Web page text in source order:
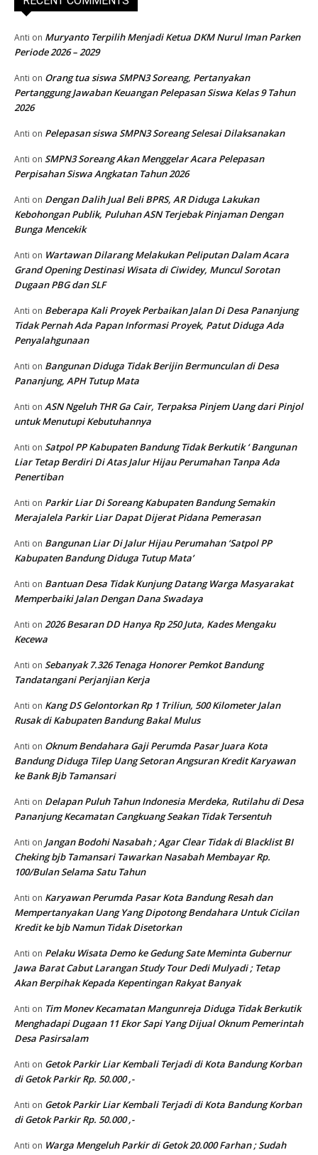
Anti on Muryanto Terpilih Menjadi Ketua DKM Nurul Iman Parken
Periode 2026 – 2029
Anti on Orang tua siswa SMPN3 Soreang, Pertanyakan
Pertanggung Jawaban Keuangan Pelepasan Siswa Kelas 9 Tahun
2026
Anti on Pelepasan siswa SMPN3 Soreang Selesai Dilaksanakan
Anti on SMPN3 Soreang Akan Menggelar Acara Pelepasan
Perpisahan Siswa Angkatan Tahun 2026
Anti on Dengan Dalih Jual Beli BPRS, AR Diduga Lakukan
Kebohongan Publik, Puluhan ASN Terjebak Pinjaman Dengan
Bunga Mencekik
Anti on Wartawan Dilarang Melakukan Peliputan Dalam Acara
Grand Opening Destinasi Wisata di Ciwidey, Muncul Sorotan
Dugaan PBG dan SLF
Anti on Beberapa Kali Proyek Perbaikan Jalan Di Desa Pananjung
Tidak Pernah Ada Papan Informasi Proyek, Patut Diduga Ada
Penyalahgunaan
Anti on Bangunan Diduga Tidak Berijin Bermunculan di Desa
Pananjung, APH Tutup Mata
Anti on ASN Ngeluh THR Ga Cair, Terpaksa Pinjem Uang dari Pinjol
untuk Menutupi Kebutuhannya
Anti on Satpol PP Kabupaten Bandung Tidak Berkutik ‘ Bangunan
Liar Tetap Berdiri Di Atas Jalur Hijau Perumahan Tanpa Ada
Penertiban
Anti on Parkir Liar Di Soreang Kabupaten Bandung Semakin
Merajalela Parkir Liar Dapat Dijerat Pidana Pemerasan
Anti on Bangunan Liar Di Jalur Hijau Perumahan ‘Satpol PP
Kabupaten Bandung Diduga Tutup Mata’
Anti on Bantuan Desa Tidak Kunjung Datang Warga Masyarakat
Memperbaiki Jalan Dengan Dana Swadaya
Anti on 2026 Besaran DD Hanya Rp 250 Juta, Kades Mengaku
Kecewa
Anti on Sebanyak 7.326 Tenaga Honorer Pemkot Bandung
Tandatangani Perjanjian Kerja
Anti on Kang DS Gelontorkan Rp 1 Triliun, 500 Kilometer Jalan
Rusak di Kabupaten Bandung Bakal Mulus
Anti on Oknum Bendahara Gaji Perumda Pasar Juara Kota
Bandung Diduga Tilep Uang Setoran Angsuran Kredit Karyawan
ke Bank Bjb Tamansari
Anti on Delapan Puluh Tahun Indonesia Merdeka, Rutilahu di Desa
Pananjung Kecamatan Cangkuang Seakan Tidak Tersentuh
Anti on Jangan Bodohi Nasabah ; Agar Clear Tidak di Blacklist BI
Cheking bjb Tamansari Tawarkan Nasabah Membayar Rp.
100/Bulan Selama Satu Tahun
Anti on Karyawan Perumda Pasar Kota Bandung Resah dan
Mempertanyakan Uang Yang Dipotong Bendahara Untuk Cicilan
Kredit ke bjb Namun Tidak Disetorkan
Anti on Pelaku Wisata Demo ke Gedung Sate Meminta Gubernur
Jawa Barat Cabut Larangan Study Tour Dedi Mulyadi ; Tetap
Akan Berpihak Kepada Kepentingan Rakyat Banyak
Anti on Tim Monev Kecamatan Mangunreja Diduga Tidak Berkutik
Menghadapi Dugaan 11 Ekor Sapi Yang Dijual Oknum Pemerintah
Desa Pasirsalam
Anti on Getok Parkir Liar Kembali Terjadi di Kota Bandung Korban
di Getok Parkir Rp. 50.000 ,-
Anti on Getok Parkir Liar Kembali Terjadi di Kota Bandung Korban
di Getok Parkir Rp. 50.000 ,-
Anti on Warga Mengeluh Parkir di Getok 20.000 Farhan ; Sudah